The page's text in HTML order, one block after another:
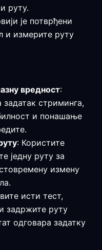
руту.
је потврђени
и измерите руту
вредност:
стриминга,
и понашање
: Користите
једну руту за
измену
исти тест,
задржите руту
одговара задатку